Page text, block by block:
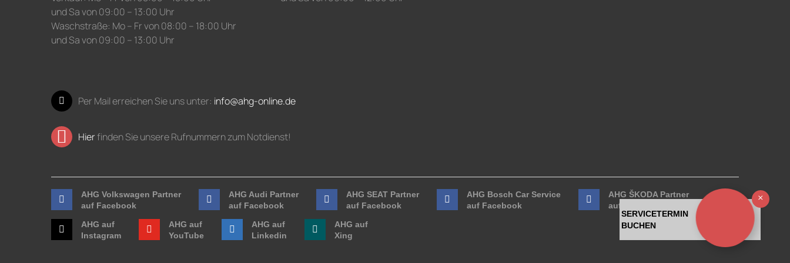
SERVICETERMIN
BUCHEN
und Sa von 09:00 – 13:00 Uhr
Waschstraße: Mo – Fr von 08:00 – 18:00 Uhr
und Sa von 09:00 – 13:00 Uhr
Per Mail erreichen Sie uns unter: info@ahg-online.de
Hierfinden Sie unsere Rufnummern zum Notdienst!
AHG Volkswagen Partner
auf Facebook
AHG Audi Partner
auf Facebook
AHG SEAT Partner
auf Facebook
AHG Bosch Car Service
auf Facebook
AHG ŠKODA Partner
auf Facebook
AHG auf
Instagram
AHG auf
YouTube
AHG auf
Linkedin
AHG auf
Xing